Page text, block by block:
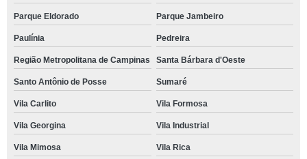
Parque Eldorado Parque Jambeiro
Paulínia Pedreira
Região Metropolitana de Campinas Santa Bárbara d'Oeste
Santo Antônio de Posse Sumaré
Vila Carlito Vila Formosa
Vila Georgina Vila Industrial
Vila Mimosa Vila Rica